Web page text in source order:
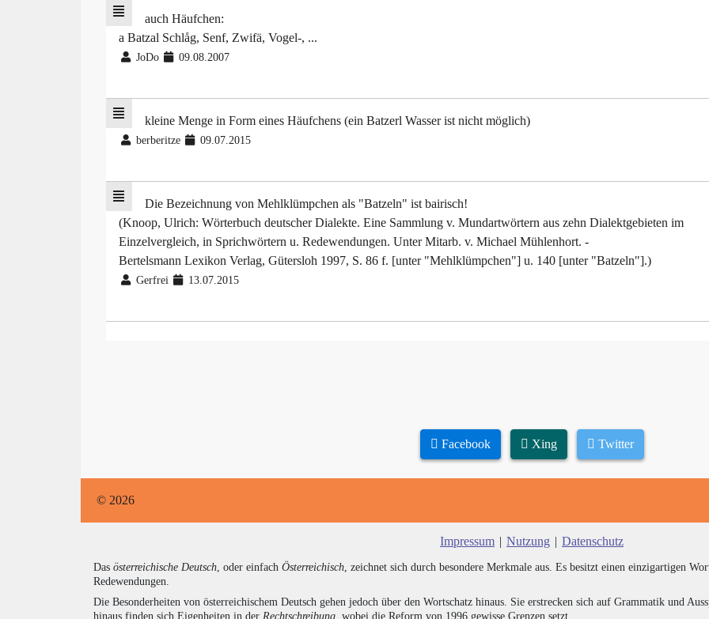
auch Häufchen:
a Batzal Schlåg, Senf, Zwifä, Vogel-, ...
JoDo 09.08.2007
kleine Menge in Form eines Häufchens (ein Batzerl Wasser ist nicht möglich)
berberitze 09.07.2015
Die Bezeichnung von Mehlklümpchen als "Batzeln" ist bairisch!
(Knoop, Ulrich: Wörterbuch deutscher Dialekte. Eine Sammlung v. Mundartwörtern aus zehn Dialektgebieten im
Einzelvergleich, in Sprichwörtern u. Redewendungen. Unter Mitarb. v. Michael Mühlenhort. -
Bertelsmann Lexikon Verlag, Gütersloh 1997, S. 86 f. [unter "Mehlklümpchen"] u. 140 [unter "Batzeln"].)
Gerfrei 13.07.2015
Facebook Xing Twitter
© 2026
Impressum | Nutzung | Datenschutz
Das österreichische Deutsch, oder einfach Österreichisch, zeichnet sich durch besondere Merkmale aus. Es besitzt einen einzigartigen
Redewendungen.
Die Besonderheiten von österreichischem Deutsch gehen jedoch über den Wortschatz hinaus. Sie erstrecken sich auf Grammatik und
hinaus finden sich Eigenheiten in der Rechtschreibung , wobei die Reform von 1996 gewisse Grenzen setzt.